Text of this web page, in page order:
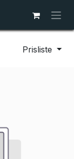
Prisliste